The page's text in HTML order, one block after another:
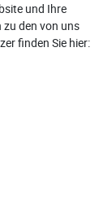
und Ihre
den von uns
finden Sie hier: